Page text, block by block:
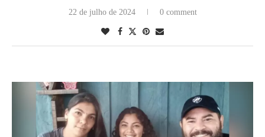
22 de julho de 2024 0 comment